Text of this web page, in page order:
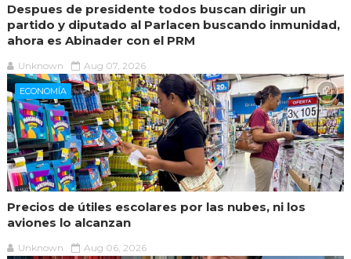
Despues de presidente todos buscan dirigir un
partido y diputado al Parlacen buscando inmunidad,
ahora es Abinader con el PRM
Unknown Aug 07, 2026
ECONOMÍA
Precios de útiles escolares por las nubes, ni los
aviones lo alcanzan
Unknown Aug 06, 2026